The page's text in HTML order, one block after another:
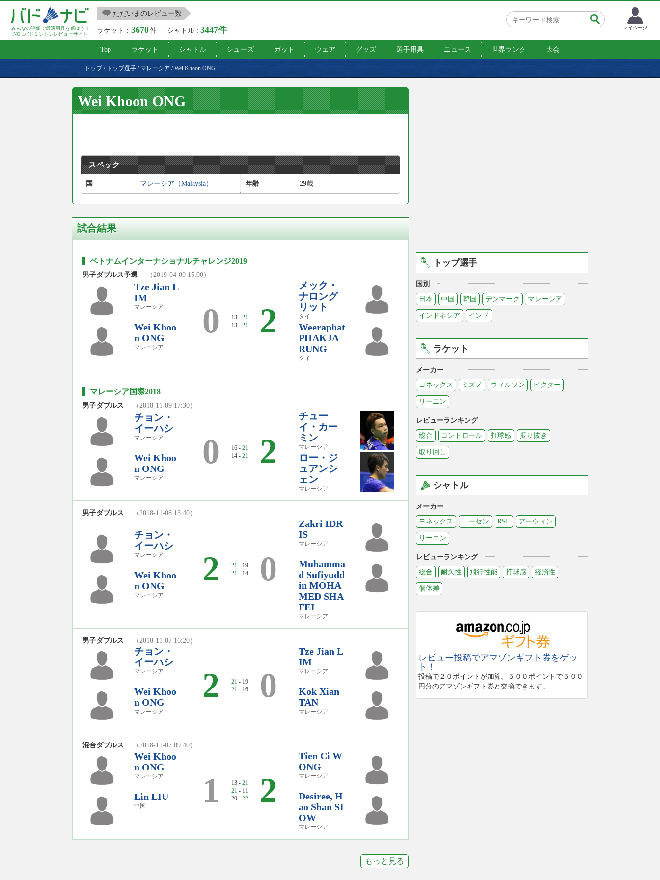
みんなの評価で最適用具を選ぼう！
NO.1バドミントンレビューサイト
ただいまのレビュー数
ラケット：3670件 シャトル :3447件 マイページ
Top ラケット シャトル シューズ ガット ウェア グッズ 選手用具 ニュース 世界ランク 大会
トップ/ トップ選手 / マレーシア /Wei Khoon ONG
Wei Khoon ONG
スペック
国 マレーシア（Malaysia） 年齢 29歳
試合結果
ベトナムインターナショナルチャレンジ2019
男子ダブルス予選 （2019-04-09 15:00）
Tze Jian L
IM
マレーシア
Wei Khoo
n ONG
マレーシア
0 13 - 21
13 - 21 2
メック・
ナロング
リット
タイ
Weeraphat
PHAKJA
RUNG
タイ
マレーシア国際2018
男子ダブルス （2018-11-09 17:30）
チョン・
イーハシ
マレーシア
Wei Khoo
n ONG
マレーシア
0 16 - 21
14 - 21 2
チュー
イ・カー
ミン
マレーシア
ロー・ジ
ュアンシ
ェン
マレーシア
男子ダブルス （2018-11-08 13:40）
チョン・
イーハシ
マレーシア
Wei Khoo
n ONG
マレーシア
2 21 - 19
21 - 14 0
Zakri IDR
IS
マレーシア
Muhamma
d Sufiyudd
in MOHA
MED SHA
FEI
マレーシア
男子ダブルス （2018-11-07 16:20）
チョン・
イーハシ
マレーシア
Wei Khoo
n ONG
マレーシア
2 21 - 19
21 - 16 0
Tze Jian L
IM
マレーシア
Kok Xian
TAN
マレーシア
混合ダブルス （2018-11-07 09:40）
Wei Khoo
n ONG
マレーシア
Lin LIU
中国 1 13 - 21
21 - 11
20 - 22 2
Tien Ci W
ONG
マレーシア
Desiree, H
ao Shan SI
OW
マレーシア
もっと見る
トップ選手
国別
日本
中国 韓国 デンマーク マレーシア
インドネシア インド
ラケット
メーカー
ヨネックス
ミズノ ウィルソン ビクター
リーニン
レビューランキング
総合
コントロール 打球感 振り抜き
取り回し
シャトル
メーカー
ヨネックス
ゴーセン RSL アーウィン
リーニン
レビューランキング
総合
耐久性 飛行性能 打球感 経済性
個体差
レビュー投稿でアマゾンギフト券をゲッ
ト！
投稿で２０ポイントが加算。５００ポイントで５００
円分のアマゾンギフト券と交換できます。